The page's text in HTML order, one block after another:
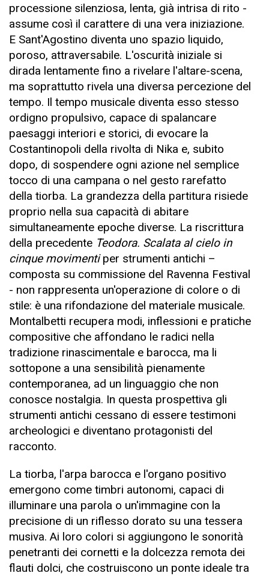
processione silenziosa, lenta, già intrisa di rito -
assume così il carattere di una vera iniziazione.
E Sant'Agostino diventa uno spazio liquido,
poroso, attraversabile. L'oscurità iniziale si
dirada lentamente fino a rivelare l'altare-scena,
ma soprattutto rivela una diversa percezione del
tempo. Il tempo musicale diventa esso stesso
ordigno propulsivo, capace di spalancare
paesaggi interiori e storici, di evocare la
Costantinopoli della rivolta di Nika e, subito
dopo, di sospendere ogni azione nel semplice
tocco di una campana o nel gesto rarefatto
della tiorba. La grandezza della partitura risiede
proprio nella sua capacità di abitare
simultaneamente epoche diverse. La riscrittura
della precedente Teodora. Scalata al cielo in
cinque movimentiper strumenti antichi –
composta su commissione del Ravenna Festival
- non rappresenta un'operazione di colore o di
stile: è una rifondazione del materiale musicale.
Montalbetti recupera modi, inflessioni e pratiche
compositive che affondano le radici nella
tradizione rinascimentale e barocca, ma li
sottopone a una sensibilità pienamente
contemporanea, ad un linguaggio che non
conosce nostalgia. In questa prospettiva gli
strumenti antichi cessano di essere testimoni
archeologici e diventano protagonisti del
racconto.
La tiorba, l'arpa barocca e l'organo positivo
emergono come timbri autonomi, capaci di
illuminare una parola o un'immagine con la
precisione di un riflesso dorato su una tessera
musiva. Ai loro colori si aggiungono le sonorità
penetranti dei cornetti e la dolcezza remota dei
flauti dolci, che costruiscono un ponte ideale tra